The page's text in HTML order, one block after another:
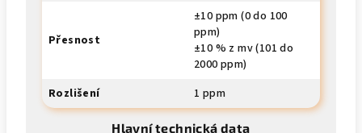
Přesnost
±10 ppm (0 do 100
ppm)
±10 % z mv (101 do
2000 ppm)
Rozlišení
1 ppm
Hlavní technická data